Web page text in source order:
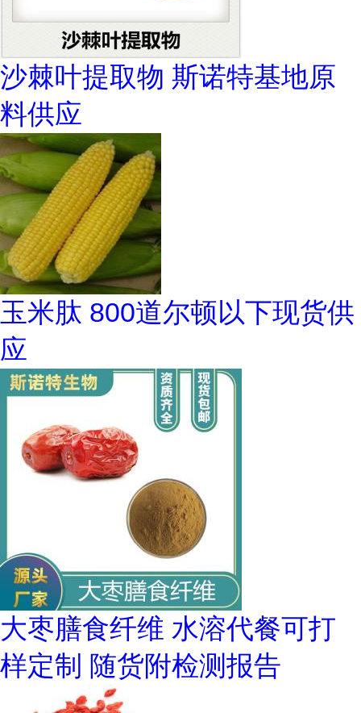
沙棘叶提取物 斯诺特基地原
料供应
玉米肽 800道尔顿以下现货供
应
大枣膳食纤维 水溶代餐可打
样定制 随货附检测报告